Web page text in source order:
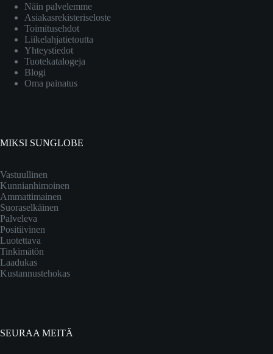
Näin palvelemme
Asiakasrekisteriseloste
Toimitusehdot
Liikelahjatietoutta
Yhteystiedot
Tuotekatalogeja
Blogi
Oma painatus
MIKSI SUNGLOBE
Vastuullinen
Kunnianhimoinen
Ammattimainen
Suoraselkäinen
Palveleva
Positiivinen
Luotettava
Tinkimätön
Laadukas
Kustannustehokas
SEURAA MEITÄ